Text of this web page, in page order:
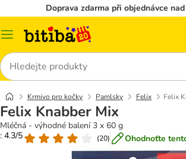
Doprava zdarma při objednávce
Kategorie
Hledat
Krmivo pro kočky Pamlsky Felix Felix
Felix Knabber Mix
Mléčná - výhodné balení 3 x 60 g
: 4.3/5
(20) Ohodnoťte